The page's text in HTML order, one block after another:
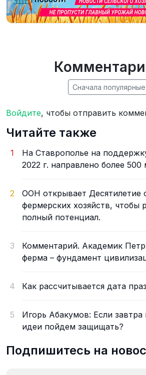
Сначала популярные
Войдите, чтобы отправить
Читайте также
1
На Ставрополье на
2022 г. направлено более 500
2
ООН открывает Десятилетие
фермерских хозяйств, чтобы
полный потенциал.
3
Комментарий. Академик
ферма – фундамент
4 Как рассчитывается дата
5
Игорь Абакумов: Если
идеи пойдем защищать?
Подпишитесь на